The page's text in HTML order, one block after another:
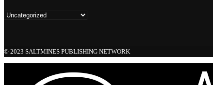
© 2023 SALTMINES PUBLISHING NETWORK